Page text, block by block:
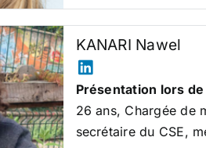
KANARI Nawel
Présentation lors
26 ans, Chargée de
secrétaire du CSE,